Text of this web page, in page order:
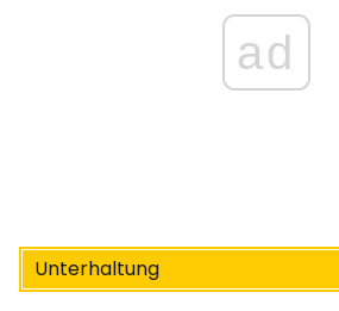
ad
Unterhaltung